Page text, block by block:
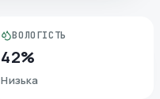
ВОЛОГІСТЬ
42%
Низька